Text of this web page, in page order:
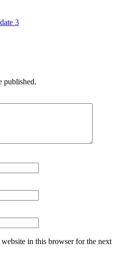
3
published.
in this browser for the next